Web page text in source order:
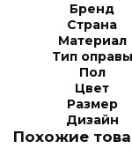
Бренд
Страна
Материал
Тип оправы
Пол
Цвет
Размер
Дизайн
Похожие